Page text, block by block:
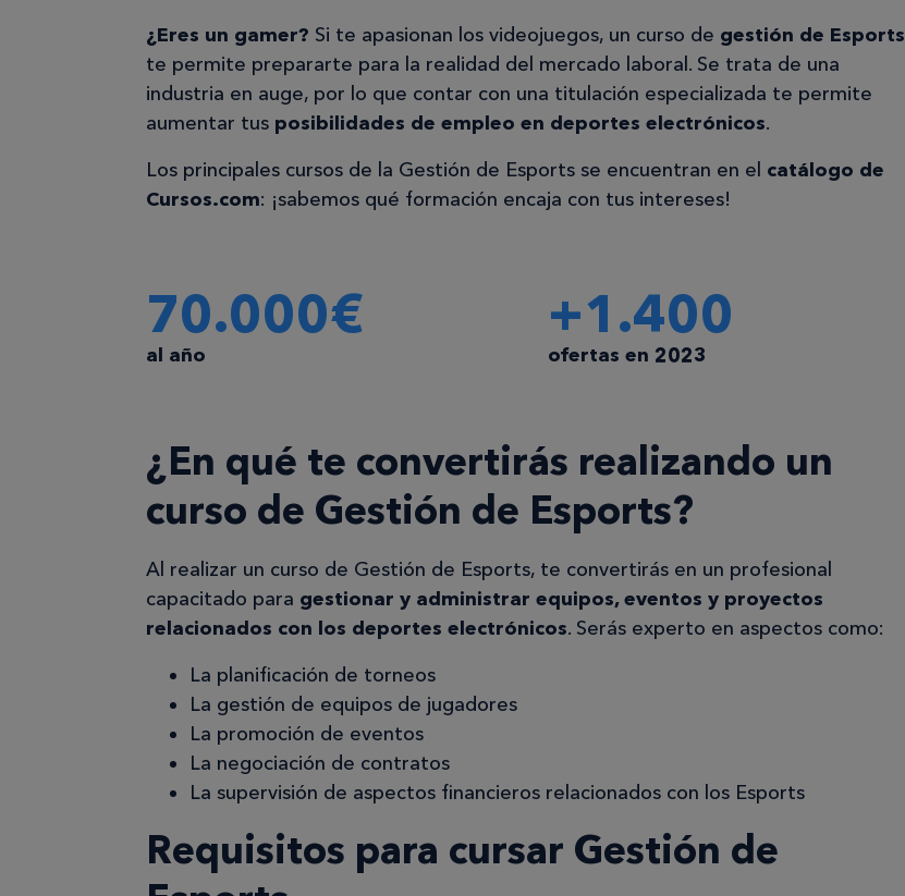
¿Eres un gamer? Si te apasionan los videojuegos, un curso de gestión de Esports
te permite prepararte para la realidad del mercado laboral. Se trata de una
industria en auge, por lo que contar con una titulación especializada te permite
aumentar tus posibilidades de empleo en deportes electrónicos.
Los principales cursos de la Gestión de Esports se encuentran en el catálogo de
Cursos.com: ¡sabemos qué formación encaja con tus intereses!
70.000€
al año
+1.400
ofertas en 2023
¿En qué te convertirás realizando un
curso de Gestión de Esports?
Al realizar un curso de Gestión de Esports, te convertirás en un profesional
capacitado para gestionar y administrar equipos, eventos y proyectos
relacionados con los deportes electrónicos. Serás experto en aspectos como:
La planificación de torneos
La gestión de equipos de jugadores
La promoción de eventos
La negociación de contratos
La supervisión de aspectos financieros relacionados con los Esports
Requisitos para cursar Gestión de